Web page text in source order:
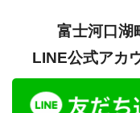
富士河口湖
LINE公式アカ